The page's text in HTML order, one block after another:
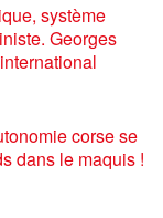
système
Georges
corse se
dans le maquis !